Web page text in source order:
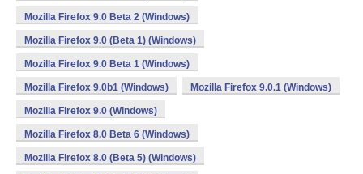
Mozilla Firefox 9.0 Beta 2 (Windows)
Mozilla Firefox 9.0 (Beta 1) (Windows)
Mozilla Firefox 9.0 Beta 1 (Windows)
Mozilla Firefox 9.0b1 (Windows) Mozilla Firefox 9.0.1 (Windows)
Mozilla Firefox 9.0 (Windows)
Mozilla Firefox 8.0 Beta 6 (Windows)
Mozilla Firefox 8.0 (Beta 5) (Windows)